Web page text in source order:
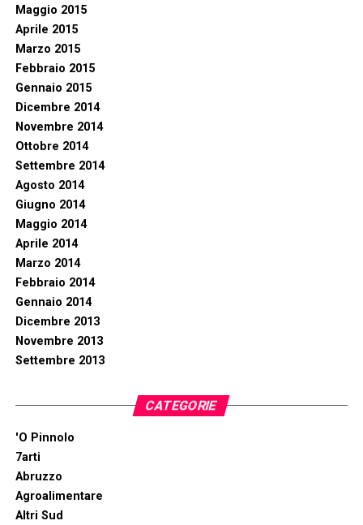
Maggio 2015
Aprile 2015
Marzo 2015
Febbraio 2015
Gennaio 2015
Dicembre 2014
Novembre 2014
Ottobre 2014
Settembre 2014
Agosto 2014
Giugno 2014
Maggio 2014
Aprile 2014
Marzo 2014
Febbraio 2014
Gennaio 2014
Dicembre 2013
Novembre 2013
Settembre 2013
CATEGORIE
'O Pinnolo
7arti
Abruzzo
Agroalimentare
Altri Sud